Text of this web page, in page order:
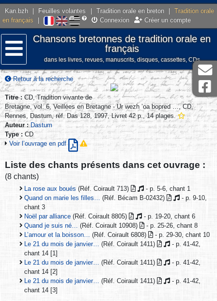
Kan.bzh Feuilles volantes Tradition orale en breton
Tradition orale
en français
Connexion Créer un compte
Menu
Chansons bretonnes de tradition orale en
français
dans les livres, revues, manuscrits, disques, cassettes, CDs
Retour à la recherche
Titre : CD, Tradition vivante de
Bretagne, vol. 6, Veillées en Bretagne - Ur wezh ’oa bopred …, CD,
Rennes, Dastum, réf. Das 128, 1997, Livret 42 p., 14 plages.
Auteur :Dastum
Type : CD
Voir l’ouvrage en pdf
Liste des chants présents dans cet ouvrage :
(8 chants)
La rose aux boués (Réf. Coirault 713)
- p. 5-6, chant 1
Quand on marie les filles…
(Réf. Bécam B-02432)
- p. 9-10,
chant 3
Noël par alliance (Réf. Coirault 8805)
- p. 19-20, chant 6
Quand je suis né…
(Réf. Coirault 10908)
- p. 25-26, chant 8
L’amour et la boisson…
(Réf. Coirault 6808)
- p. 29-30, chant 10
Le 21 du mois de janvier…
(Réf. Coirault 1411)
- p. 41-42,
chant 14 [1]
Le 21 du mois de janvier…
(Réf. Coirault 1411)
- p. 41-42,
chant 14 [2]
Le 21 du mois de janvier…
(Réf. Coirault 1411)
- p. 41-42,
chant 14 [3]